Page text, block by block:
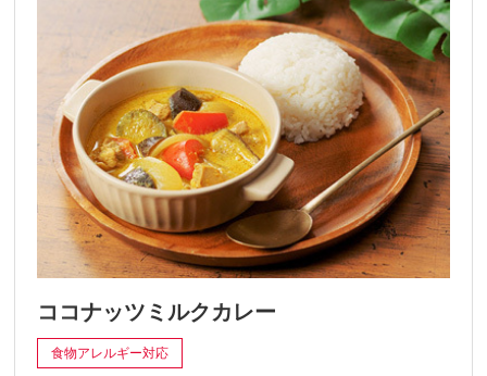
ココナッツミルクカレー
食物アレルギー対応